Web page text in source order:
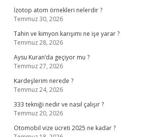
İzotop atom örnekleri nelerdir ?
Temmuz 30, 2026
Tahin ve kimyon karışımı ne işe yarar ?
Temmuz 28, 2026
Aysu Kuran’da geçiyor mu ?
Temmuz 27, 2026
Kardeşlerim nerede ?
Temmuz 24, 2026
333 tekniği nedir ve nasıl çalışır ?
Temmuz 20, 2026
Otomobil vize ücreti 2025 ne kadar ?